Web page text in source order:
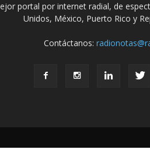
portal por internet radial, de
Unidos, México, Puerto Rico y
Contáctanos: